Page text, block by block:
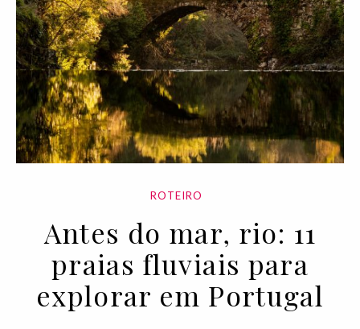
ROTEIRO
Antes do mar, rio: 11
praias fluviais para
explorar em Portugal